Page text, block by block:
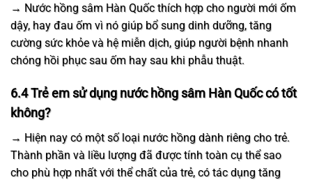
→ Nước hồng sâm Hàn Quốc thích hợp cho người mới ốm
dậy, hay đau ốm vì nó giúp bổ sung dinh dưỡng, tăng
cường sức khỏe và hệ miễn dịch, giúp người bệnh nhanh
chóng hồi phục sau ốm hay sau khi phẫu thuật.
6.4 Trẻ em sử dụng nước hồng sâm Hàn Quốc có tốt
không?
→ Hiện nay có một số loại nước hồng dành riêng cho trẻ.
Thành phần và liều lượng đã được tính toàn cụ thể sao
cho phù hợp nhất với thể chất của trẻ, có tác dụng tăng